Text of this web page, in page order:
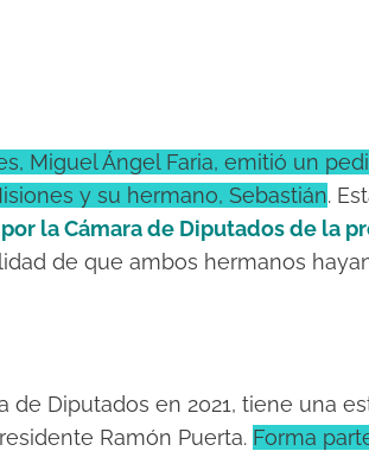
Miguel Ángel Faria, emitió un
y su hermano, Sebastián.
la Cámara de Diputados de la
de que ambos hermanos
de Diputados en 2021, tiene una
Ramón Puerta. Forma